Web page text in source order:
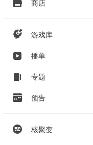
商店
游戏库
播单
专题
预告
核聚变